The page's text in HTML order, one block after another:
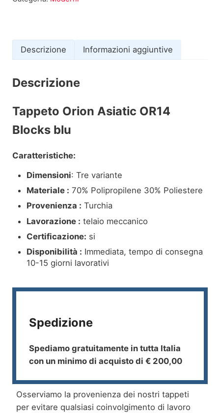
Descrizione Informazioni aggiuntive
Descrizione
Tappeto Orion Asiatic OR14
Blocks blu
Caratteristiche:
Dimensioni: Tre variante
Materiale : 70% Polipropilene 30% Poliestere
Provenienza : Turchia
Lavorazione : telaio meccanico
Certificazione: si
Disponibilità : Immediata, tempo di consegna
10-15 giorni lavorativi
Spedizione
Spediamo gratuitamente in tutta Italia
con un minimo di acquisto di € 200,00
Osserviamo la provenienza dei nostri tappeti
per evitare qualsiasi coinvolgimento di lavoro